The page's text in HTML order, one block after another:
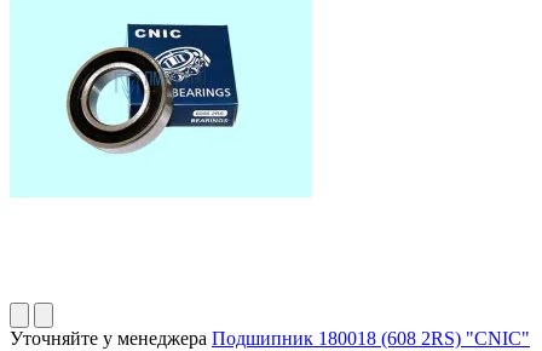
Уточняйте у менеджера Подшипник 180018 (608 2RS) "CNIC"